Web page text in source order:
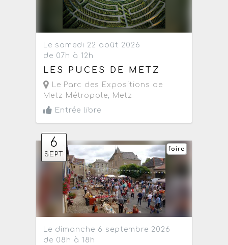
Le samedi 22 août 2026
de 07h à 12h
LES PUCES DE METZ
Le Parc des Expositions de
Metz Métropole, Metz
Entrée libre
6
SEPT
foire
Le dimanche 6 septembre 2026
de 08h à 18h